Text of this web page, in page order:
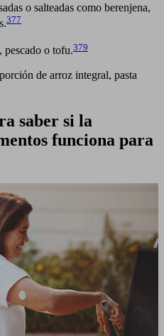
o salteadas como berenjena,
377
o tofu.379
de arroz integral, pasta
saber si la
funciona para